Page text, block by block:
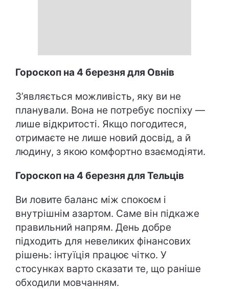
Гороскоп на 4 березня для Овнів
З’являється можливість, яку ви не
планували. Вона не потребує поспіху —
лише відкритості. Якщо погодитеся,
отримаєте не лише новий досвід, а й
людину, з якою комфортно взаємодіяти.
Гороскоп на 4 березня для Тельців
Ви ловите баланс між спокоєм і
внутрішнім азартом. Саме він підкаже
правильний напрям. День добре
підходить для невеликих фінансових
рішень: інтуїція працює чітко. У
стосунках варто сказати те, що раніше
обходили мовчанням.